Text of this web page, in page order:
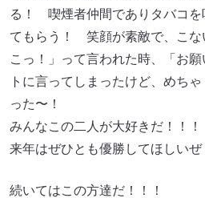
る！ 喫煙者仲間でありタバコを
てもらう！ 笑顔が素敵で、こな
こっ！」って言われた時、「お
トに言ってしまったけど、めち
った〜！
みんなこの二人が大好きだ！！！
来年はぜひとも優勝してほしいぜ
続いてはこの方達だ！！！